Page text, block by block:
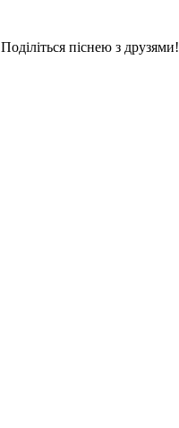
Поділіться піснею з друзями!